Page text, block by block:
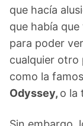
que hacía
que había
para poder
cualquier otro
como la
Odyssey, o la